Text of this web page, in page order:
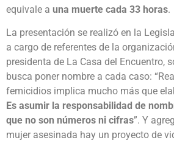
equivale a una muerte cada 33 horas.
La presentación se realizó en la
a cargo de referentes de la
presidenta de La Casa del Encuentro,
busca poner nombre a cada caso:
femicidios implica mucho más que
Es asumir la responsabilidad de
que no son números ni cifras”. Y
mujer asesinada hay un proyecto de